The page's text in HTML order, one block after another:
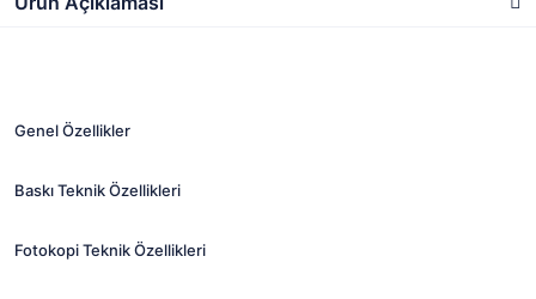
Genel Özellikler
Baskı Teknik Özellikleri
Fotokopi Teknik Özellikleri